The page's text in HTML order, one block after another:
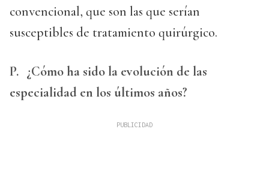
convencional, que son las que serían
susceptibles de tratamiento quirúrgico.
P. ¿Cómo ha sido la evolución de las
especialidad en los últimos años?